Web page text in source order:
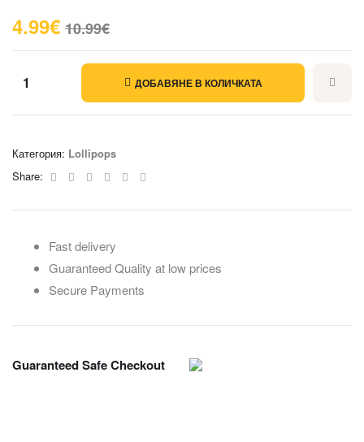
10.99€
4.99€
ДОБАВЯНЕ В КОЛИЧКАТА
Категория: Lollipops
Share:
Facebook
TwitterLinkedinGoogle+Pinterest
Fast delivery
Guaranteed Quality at low prices
Secure Payments
Guaranteed Safe Checkout